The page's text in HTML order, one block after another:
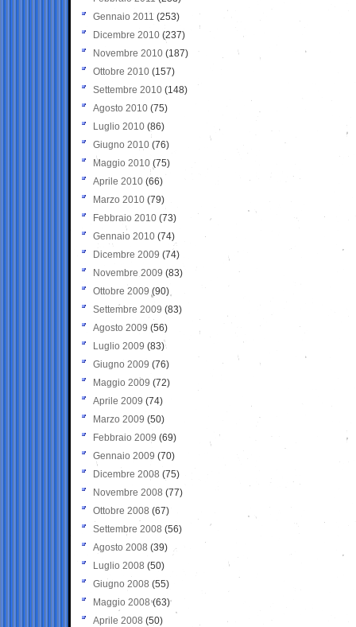
Gennaio 2011 (253)
Dicembre 2010 (237)
Novembre 2010 (187)
Ottobre 2010 (157)
Settembre 2010 (148)
Agosto 2010 (75)
Luglio 2010 (86)
Giugno 2010 (76)
Maggio 2010 (75)
Aprile 2010 (66)
Marzo 2010 (79)
Febbraio 2010 (73)
Gennaio 2010 (74)
Dicembre 2009 (74)
Novembre 2009 (83)
Ottobre 2009 (90)
Settembre 2009 (83)
Agosto 2009 (56)
Luglio 2009 (83)
Giugno 2009 (76)
Maggio 2009 (72)
Aprile 2009 (74)
Marzo 2009 (50)
Febbraio 2009 (69)
Gennaio 2009 (70)
Dicembre 2008 (75)
Novembre 2008 (77)
Ottobre 2008 (67)
Settembre 2008 (56)
Agosto 2008 (39)
Luglio 2008 (50)
Giugno 2008 (55)
Maggio 2008(63)
Aprile 2008 (50)